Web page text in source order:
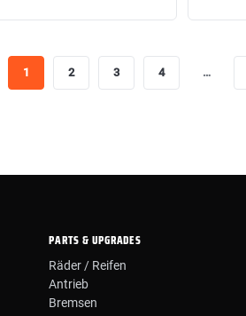
1 2 3 4 …
PARTS & UPGRADES
Räder / Reifen
Antrieb
Bremsen